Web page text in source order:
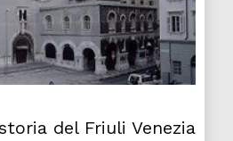
del Friuli Venezia